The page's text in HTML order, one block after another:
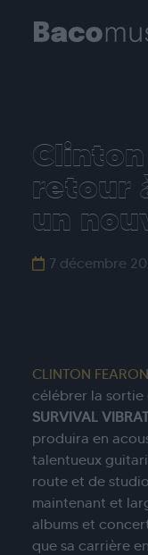
retour
un
7 décembre
CLINTON FEARON
célébrer la sortie
SURVIVAL
produira en
talentueux
route et de
maintenant et
albums et
que sa carrière